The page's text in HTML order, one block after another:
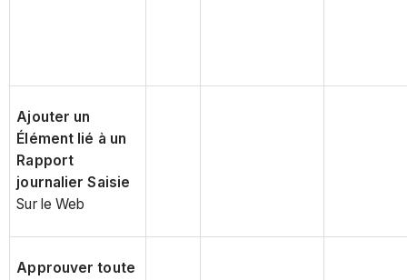
Ajouter un
Élément lié à un
Rapport
journalier Saisie
Sur le Web
Approuver toute